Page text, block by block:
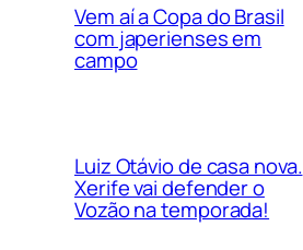
Vem aí a Copa do Brasil
com japerienses em
campo
Luiz Otávio de casa nova.
Xerife vai defender o
Vozão na temporada!